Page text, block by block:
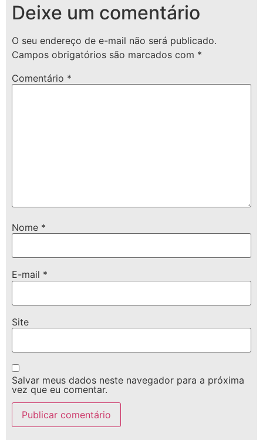
Deixe um comentário
O seu endereço de e-mail não será publicado.
Campos obrigatórios são marcados com *
Comentário *
Nome *
E-mail *
Site
Salvar meus dados neste navegador para a próxima
vez que eu comentar.